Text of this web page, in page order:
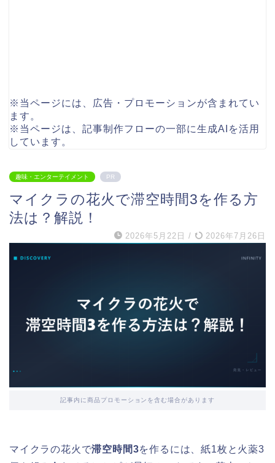
※当ページには、広告・プロモーションが含まれてい
ます。
※当ページは、記事制作フローの一部に生成AIを活用
しています。
趣味・エンターテイメント PR
マイクラの花火で滞空時間3を作る方
法は？解説！
2026年5月22日 / 2026年7月26日
記事内に商品プロモーションを含む場合があります
マイクラの花火で滞空時間3を作るには、紙1枚と火薬3